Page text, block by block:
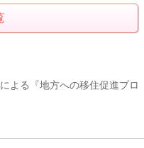
よる『地方への移住促進プロ